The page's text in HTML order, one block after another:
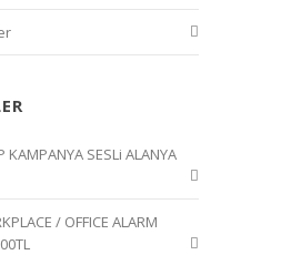
KAMPANYA SESLi ALANYA
/ OFFICE ALARM